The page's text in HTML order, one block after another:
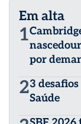
Em alta
1
por
23
Saúde